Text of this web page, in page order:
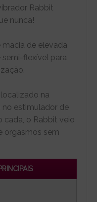
Rabbit
nunca!
macia de elevada
semi-flexível para
na
estimulador de
cada, o Rabbit veio
orgasmos sem